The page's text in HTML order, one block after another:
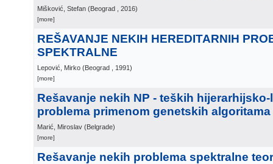
Mišković, Stefan (Beograd , 2016)
[more]
REŠAVANJE NEKIH HEREDITARNIH
SPEKTRALNE
Lepović, Mirko (Beograd , 1991)
[more]
Rešavanje nekih NP - teških
problema primenom genetskih algoritama
Marić, Miroslav (Belgrade)
[more]
Rešavanje nekih problema spektralne